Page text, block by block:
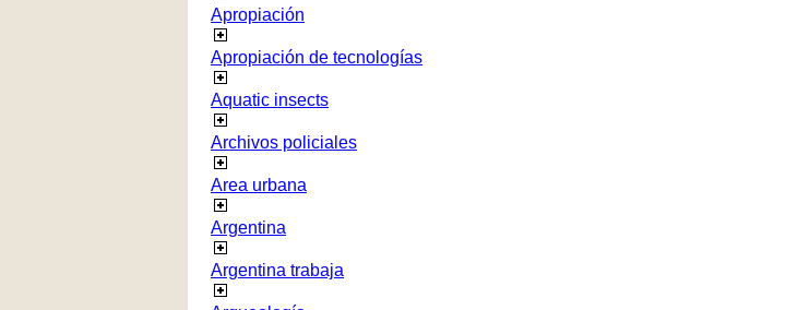
Apropiación
Apropiación de tecnologías
Aquatic insects
Archivos policiales
Area urbana
Argentina
Argentina trabaja